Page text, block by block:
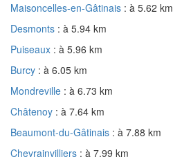
Maisoncelles-en-Gâtinais : à 5.62 km
Desmonts : à 5.94 km
Puiseaux : à 5.96 km
Burcy : à 6.05 km
Mondreville : à 6.73 km
Châtenoy : à 7.64 km
Beaumont-du-Gâtinais : à 7.88 km
Chevrainvilliers : à 7.99 km